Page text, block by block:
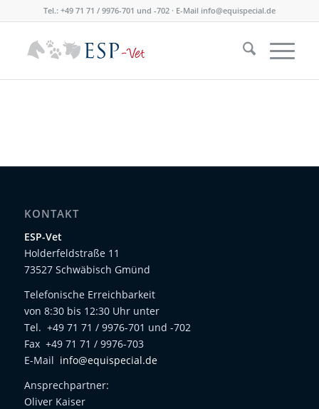
Tel.: +49 71 71 / 9976-701 und -702 · E-Mail info@equispecial.de
KONTAKT
ESP-Vet
Holderfeldstraße 11
73527 Schwäbisch Gmünd
Telefonische Erreichbarkeit
von 8:30 bis 12:30 Uhr unter
Tel. +49 71 71 / 9976-701 und -702
Fax +49 71 71 / 9976-703
E-Mail info@equispecial.de
Ansprechpartner:
Oliver Kaiser